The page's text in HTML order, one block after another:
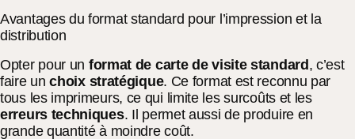
Avantages du format standard pour l’impression et la
distribution
Opter pour un format de carte de visite standard, c’est
faire unchoix stratégique. Ce format est reconnu par
tous les imprimeurs, ce qui limite les surcoûts et les
erreurs techniques. Il permet aussi de produire en
grande quantité à moindre coût.